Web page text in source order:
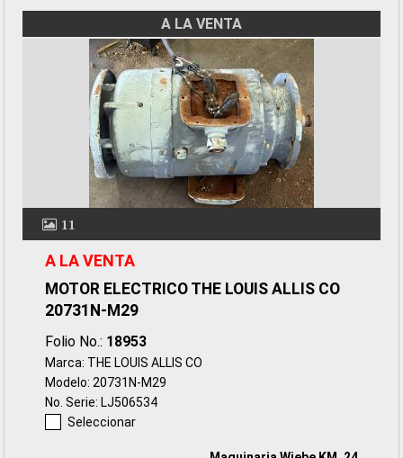
A LA VENTA
11
A LA VENTA
MOTOR ELECTRICO THE LOUIS ALLIS CO
20731N-M29
Folio No.: 18953
Marca: THE LOUIS ALLIS CO
Modelo: 20731N-M29
No. Serie: LJ506534
Seleccionar